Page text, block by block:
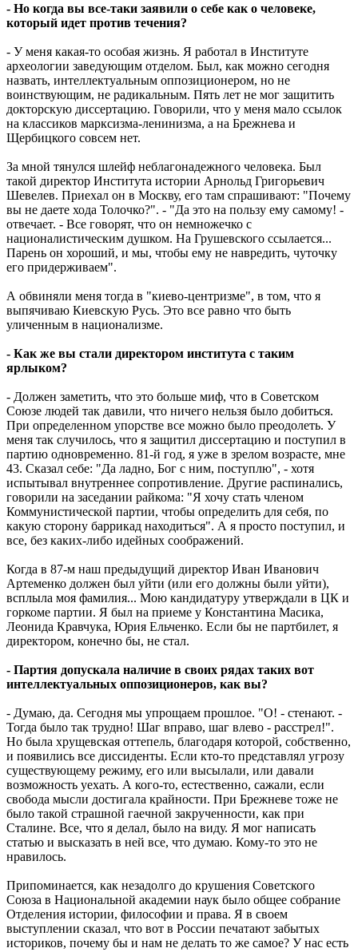
- Но когда вы все-таки заявили о себе как о человеке,
который идет против течения?
- У меня какая-то особая жизнь. Я работал в Институте
археологии заведующим отделом. Был, как можно сегодня
назвать, интеллектуальным оппозиционером, но не
воинствующим, не радикальным. Пять лет не мог защитить
докторскую диссертацию. Говорили, что у меня мало ссылок
на классиков марксизма-ленинизма, а на Брежнева и
Щербицкого совсем нет.
За мной тянулся шлейф неблагонадежного человека. Был
такой директор Института истории Арнольд Григорьевич
Шевелев. Приехал он в Москву, его там спрашивают: "Почему
вы не даете хода Толочко?". - "Да это на пользу ему самому! -
отвечает. - Все говорят, что он немножечко с
националистическим душком. На Грушевского ссылается...
Парень он хороший, и мы, чтобы ему не навредить, чуточку
его придерживаем".
А обвиняли меня тогда в "киево-центризме", в том, что я
выпячиваю Киевскую Русь. Это все равно что быть
уличенным в национализме.
- Как же вы стали директором института с таким
ярлыком?
- Должен заметить, что это больше миф, что в Советском
Союзе людей так давили, что ничего нельзя было добиться.
При определенном упорстве все можно было преодолеть. У
меня так случилось, что я защитил диссертацию и поступил в
партию одновременно. 81-й год, я уже в зрелом возрасте, мне
43. Сказал себе: "Да ладно, Бог с ним, поступлю", - хотя
испытывал внутреннее сопротивление. Другие распинались,
говорили на заседании райкома: "Я хочу стать членом
Коммунистической партии, чтобы определить для себя, по
какую сторону баррикад находиться". А я просто поступил, и
все, без каких-либо идейных соображений.
Когда в 87-м наш предыдущий директор Иван Иванович
Артеменко должен был уйти (или его должны были уйти),
всплыла моя фамилия... Мою кандидатуру утверждали в ЦК и
горкоме партии. Я был на приеме у Константина Масика,
Леонида Кравчука, Юрия Ельченко. Если бы не партбилет, я
директором, конечно бы, не стал.
- Партия допускала наличие в своих рядах таких вот
интеллектуальных оппозиционеров, как вы?
- Думаю, да. Сегодня мы упрощаем прошлое. "О! - стенают. -
Тогда было так трудно! Шаг вправо, шаг влево - расстрел!".
Но была хрущевская оттепель, благодаря которой, собственно,
и появились все диссиденты. Если кто-то представлял угрозу
существующему режиму, его или высылали, или давали
возможность уехать. А кого-то, естественно, сажали, если
свобода мысли достигала крайности. При Брежневе тоже не
было такой страшной гаечной закрученности, как при
Сталине. Все, что я делал, было на виду. Я мог написать
статью и высказать в ней все, что думаю. Кому-то это не
нравилось.
Припоминается, как незадолго до крушения Советского
Союза в Национальной академии наук было общее собрание
Отделения истории, философии и права. Я в своем
выступлении сказал, что вот в России печатают забытых
историков, почему бы и нам не делать то же самое? У нас есть